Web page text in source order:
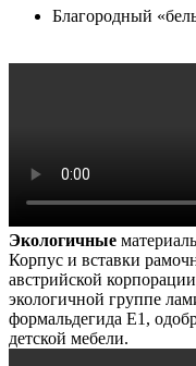
Благородный
Экологичные
Корпус и вставки
австрийской
экологичной группе
формальдегида Е1,
детской мебели.